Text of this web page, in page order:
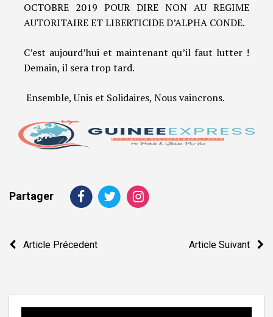
OCTOBRE 2019 POUR DIRE NON AU REGIME
AUTORITAIRE ET LIBERTICIDE D’ALPHA CONDE.
C’est aujourd’hui et maintenant qu’il faut lutter !
Demain, il sera trop tard.
Ensemble, Unis et Solidaires, Nous vaincrons.
Partager
Navigation
Article Précedent Article Suivant